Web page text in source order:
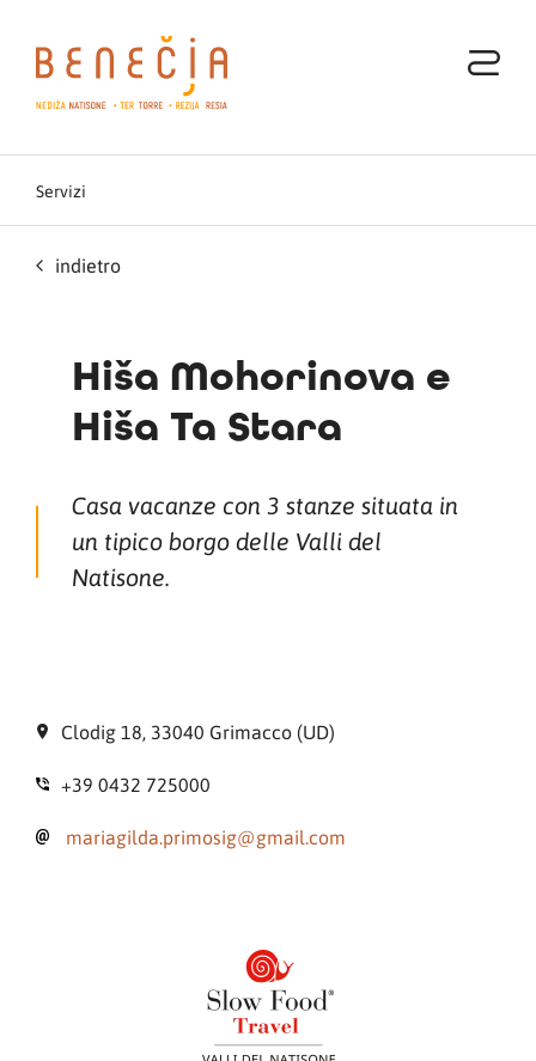
Servizi
indietro
Hiša Mohorinova e
Hiša Ta Stara
Casa vacanze con 3 stanze situata in
un tipico borgo delle Valli del
Natisone.
Clodig 18, 33040 Grimacco (UD)
+39 0432 725000
mariagilda.primosig@gmail.com